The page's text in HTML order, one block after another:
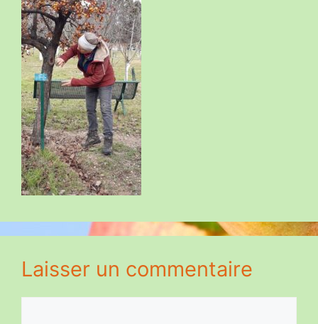
Laisser un commentaire